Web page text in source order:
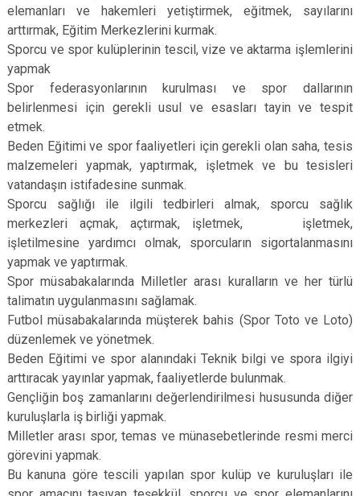
elemanları ve hakemleri yetiştirmek, eğitmek, sayılarını
arttırmak, Eğitim Merkezlerini kurmak.
Sporcu ve spor kulüplerinin tescil, vize ve aktarma işlemlerini
yapmak
Spor federasyonlarının kurulması ve spor dallarının
belirlenmesi için gerekli usul ve esasları tayin ve tespit
etmek.
Beden Eğitimi ve spor faaliyetleri için gerekli olan saha, tesis
malzemeleri yapmak, yaptırmak, işletmek ve bu tesisleri
vatandaşın istifadesine sunmak.
Sporcu sağlığı ile ilgili tedbirleri almak, sporcu sağlık
merkezleri açmak, açtırmak, işletmek, işletmek,
işletilmesine yardımcı olmak, sporcuların sigortalanmasını
yapmak ve yaptırmak.
Spor müsabakalarında Milletler arası kuralların ve her türlü
talimatın uygulanmasını sağlamak.
Futbol müsabakalarında müşterek bahis (Spor Toto ve Loto)
düzenlemek ve yönetmek.
Beden Eğitimi ve spor alanındaki Teknik bilgi ve spora ilgiyi
arttıracak yayınlar yapmak, faaliyetlerde bulunmak.
Gençliğin boş zamanlarını değerlendirilmesi hususunda diğer
kuruluşlarla iş birliği yapmak.
Milletler arası spor, temas ve münasebetlerinde resmi merci
görevini yapmak.
Bu kanuna göre tescili yapılan spor kulüp ve kuruluşları ile